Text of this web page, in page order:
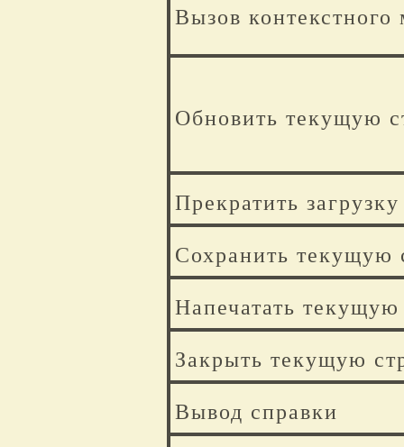
Вызов
Обновить текущую
Прекратить
Сохранить текущую
Напечатать
Закрыть текущую
Вывод справки